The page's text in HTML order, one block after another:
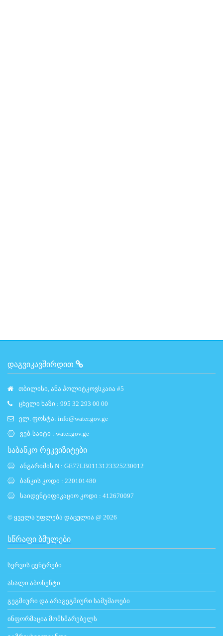
ᲓᲐᲒᲕᲘᲙᲐᲕᲨᲘᲠᲓᲘᲗ
თბილისი, ანა პოლიტკოვსკაია #5
ცხელი ხაზი : 995 32 293 00 00
ელ. ფოსტა: info@water.gov.ge
ვებ-საიტი : water.gov.ge
საბანკო რეკვიზიტები
ანგარიშის N : GE77LB0113123325230012
ბანკის კოდი : 220101480
საიდენტიფიკაციო კოდი : 412670097
© ყველა უფლება დაცულია @ 2026
ᲡᲬᲠᲐᲤᲘ ᲑᲛᲣᲚᲔᲑᲘ
სერვის ცენტრები
ახალი აბონენტი
გეგმიური და არაგეგმიური სამუშაოები
ინფორმაცია მომხმარებელს